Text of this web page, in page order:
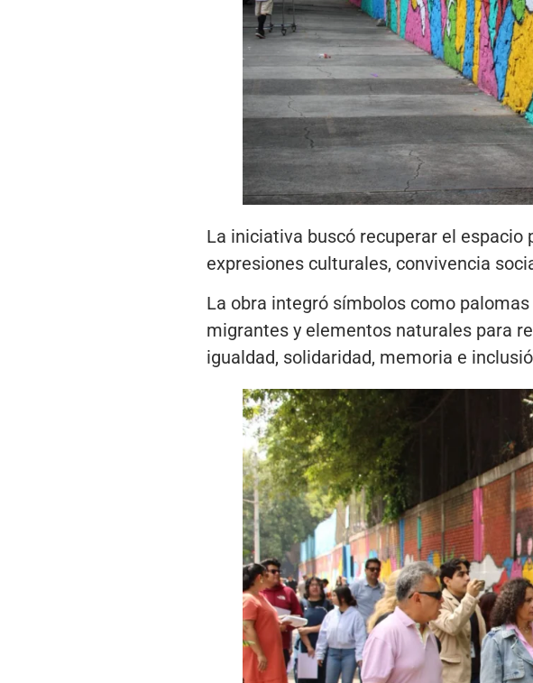
La iniciativa buscó recuperar el
expresiones culturales, convivencia
La obra integró símbolos como
migrantes y elementos naturales para
igualdad, solidaridad, memoria e